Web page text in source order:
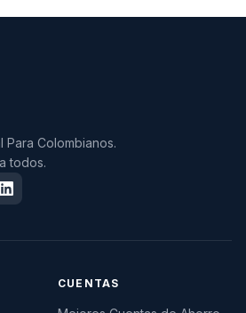
Para Colombianos.
todos.
CUENTAS